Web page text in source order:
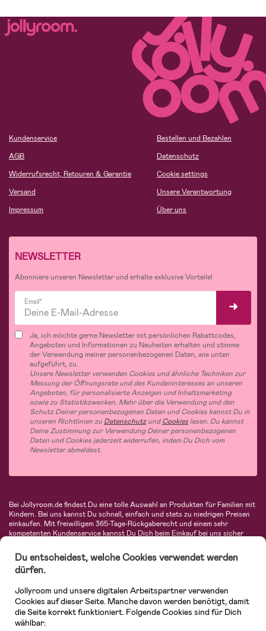
Kundenservice
AGB
Widerrufsrecht, Retouren & Garantie
Versand
Impressum
Bestellen und Bezahlen
Datenschutz
Cookie settings
Unsere Verantwortung
Über uns
NEWSLETTER
Abonniere unseren Newsletter und erhalte exklusive Vorteile!
Email*
Ja, ich möchte gerne Newsletter mit persönlichen Rabattcodes,
Angeboten und Informationen zu Neuheiten erhalten und stimme
der Verwendung meiner personenbezogenen Daten, wie unten
aufgeführt, zu.
Unsere Newsletter verwenden Cookies und ähnliche Techniken zur
Messung der Öffnungsrate und des Kundeninteresses an unseren
Angeboten, für personalisierte Anzeigen und Inhaltsmarketing
sowie zu Statistikzwecken. Mehr über die Verwendung und den
Schutz Deiner personenbezogenen Daten und Cookies kannst Du in
unseren Richtlinien zu DatenschutzundCookies lesen. Du kannst
Deine Zustimmung zur Verwendung Deiner personenbezogenen
Daten und Cookies jederzeit widerrufen, indem Du Dich vom
Newsletter abmeldest.
Bei Jollyroom.de findest Du eine tolle Auswahl an Produkten für Familien mit
Kindern. Bei uns kannst Du schnell, einfach und stets zu niedrigen Preisen
einkaufen. Mit freiwilligem 365-Tage-Rückgaberecht und einem sehr
kompetenten Kundenservice kannst Du Dich beim Einkauf bei uns sicher
Autositze, Kinder- und Babymode, Produkte für Mütter und eine Menge
fantastischer Einrichtungsgegenstände, Spielsachen, Babyprodukte und
vieles mehr. Wir haben Produkte von bekannten Herstellern wie Britax, Maxi-
Avent, Jack Wolfskin, Cybex, LEGO und vielen mehr. Schau Dich um in
unserer vielfältigen Online-Boutique für Kinder & Babys. Willkommen!
Du entscheidest, welche Cookies verwendet werden
dürfen.
Jollyroom und unsere digitalen Arbeitspartner verwenden
Cookies auf dieser Seite. Manche davon werden benötigt, damit
die Seite korrekt funktioniert. Folgende Cookies sind für Dich
wählbar: